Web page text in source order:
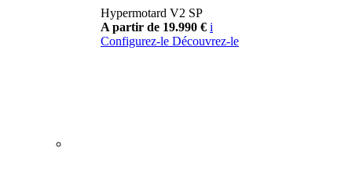
Hypermotard V2 SP
A partir de 19.990 € i
Configurez-le Découvrez-le